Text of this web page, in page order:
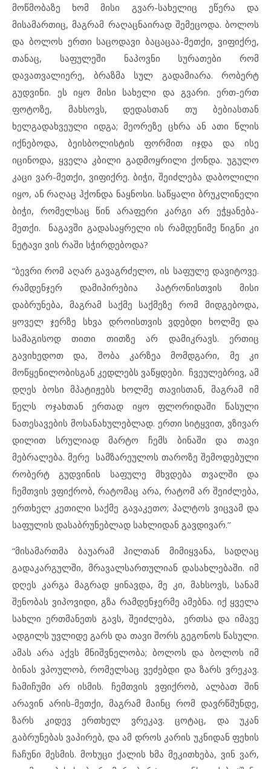
მოწმობაზე ხომ მისი გვარ-სახელიც ეწერა და
მისამართიც, მაგრამ რაღაცნაირად შემეცოდა. ბოლოს
და ბოლოს ერთი საცოდავი ბაცაცაა-მეთქი, ვიფიქრე,
თანაც, საფულეში ნაპოვნი სურათები რომ
დავათვალიერე, ბრაზმა სულ გადამიარა. რობერტ
გუდვინი. ეს იყო მისი სახელი და გვარი. ერთ-ერთ
ფოტოზე, მახსოვს, დედასთან თუ ბებიასთან
ხელგადახვეული იდგა; მეორეზე ცხრა ან ათი წლის
იქნებოდა, ბეისბოლისტის ფორმით იჯდა და ისე
იცინოდა, ყველა კბილი გადმოყრილი ქონდა. უგულო
კაცი ვარ-მეთქი, ვიფიქრე. ბიჭი, შეიძლება დაბოლილი
იყო, ან რაღაც ჰქონდა ნაყნოსი. საწყალი ბრუკლინელი
ბიჭი, რომელსაც წინ არაფერი კარგი არ ეჭყანება-
მეთქი. ნაგავში გადასაყრელი ის რამდენიმე წიგნი კი
ნეტავი ვის რაში სჭირდებოდა?
“ბევრი რომ აღარ გავაგრძელო, ის საფულე დავიტოვე.
რამდენჯერ დამიპირებია პატრონისთვის მისი
დაბრუნება, მაგრამ საქმე საქმეზე რომ მიდგებოდა,
ყოველ ჯერზე სხვა დროისთვის ვდებდი ხოლმე და
სამაგისოდ თითი თითზე არ დამიკრავს. ერთიც
გავიხედოთ და, შობა კარზეა მომდგარი, მე კი
მოწყენილობისგან კედლებს ვაწყდები. ჩვეულებრივ, ამ
დღეს ბოსი მპატიჟებს ხოლმე თავისთან, მაგრამ იმ
წელს ოჯახთან ერთად იყო ფლორიდაში წასული
ნათესავების მოსანახულებლად. ერთი სიტყვით, ვზივარ
დილით სრულიად მარტო ჩემს ბინაში და თავი
მებრალება. მერე სამზარეულოს თაროზე შემოდებული
რობერტ გუდვინის საფულე მხვდება თვალში და
ჩემთვის ვფიქრობ, რატომაც არა, რატომ არ შეიძლება,
ერთხელ კეთილი საქმე გავაკეთო; პალტოს ვიცვამ და
საფულის დასაბრუნებლად სახლიდან გავდივარ.’’
“მისამართმა ბაუარამ ჰილთან მიმიყვანა, სადღაც
გადაკარგულში, მრავალსართულიან დასახლებაში. იმ
დღეს კარგა მაგრად ყინავდა, მე კი, მახსოვს, სანამ
შენობას ვიპოვიდი, გზა რამდენჯერმე ამებნა. იქ ყველა
სახლი ერთმანეთს გავს, შეიძლება, ერთსა და იმავე
ადგილს უვლიდე გარს და თავი შორს გეგონოს წასული.
ამას არა აქვს მნიშვნელობა; ბოლოს და ბოლოს იმ
ბინას ვპოულობ, რომელსაც ვეძებდი და ზარს ვრეკავ.
ჩამიჩუმი არ ისმის. ჩემთვის ვფიქრობ, ალბათ შინ
არავინ არის-მეთქი, მაგრამ მაინც რომ დავრწმუნდე,
ზარს კიდევ ერთხელ ვრეკავ. ცოტაც, და უკან
გაბრუნებას ვაპირებ, და ამ დროს კარის უკნიდან ფეხის
ჩაჩუნი მესმის. მოხუცი ქალის ხმა მეკითხება, ვინ ვარ,